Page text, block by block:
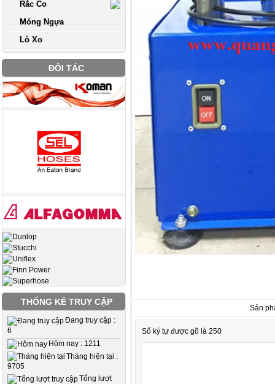
Rắc Co
Móng Ngựa
Lò Xo
ĐỐI TÁC
THỐNG KÊ TRUY CẬP
Đang truy cập :
6
Hôm nay : 1211
Tháng hiện tại :
9705
Tổng lượt
Sản
Số ký tự được gõ là 250